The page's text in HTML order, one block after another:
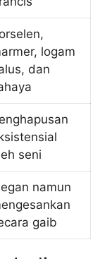
logam
dan
seni
namun
gaib